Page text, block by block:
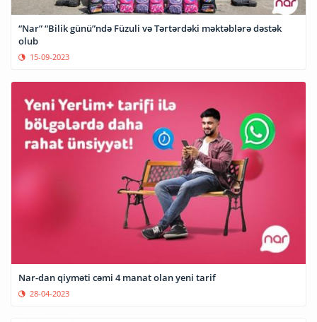
“Nar” “Bilik günü”ndə Füzuli və Tərtərdəki məktəblərə dəstək
olub
15-09-2023
Nar-dan qiyməti cəmi 4 manat olan yeni tarif
28-04-2023